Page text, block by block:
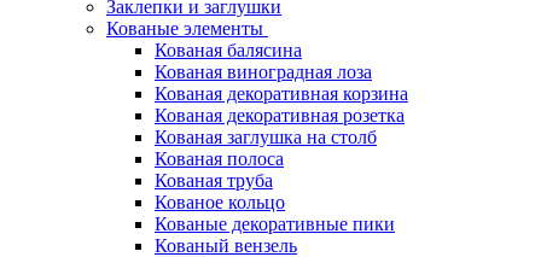
Заклепки и заглушки
Кованые элементы
Кованая балясина
Кованая виноградная лоза
Кованая декоративная корзина
Кованая декоративная розетка
Кованая заглушка на столб
Кованая полоса
Кованая труба
Кованое кольцо
Кованые декоративные пики
Кованый вензель